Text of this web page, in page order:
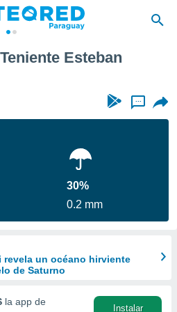
Esteban
...
30%
0.2 mm
revela un océano hirviente
de Saturno
la app de
Instalar